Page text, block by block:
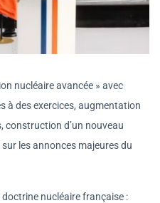
nucléaire avancée » avec
à des exercices, augmentation
construction d’un nouveau
les annonces majeures du
doctrine nucléaire française :